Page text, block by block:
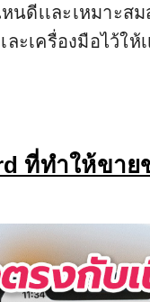
นดีเเละเหมาะส
ะเครื่องมือไว้ใ
ที่ทําให้ขาย